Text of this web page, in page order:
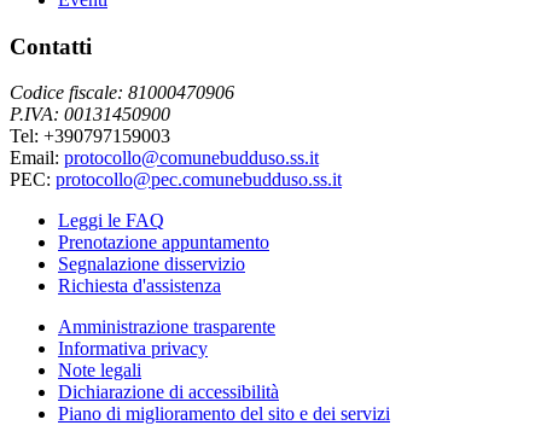
Contatti
Codice fiscale: 81000470906
P.IVA: 00131450900
Tel: +390797159003
Email: protocollo@comunebudduso.ss.it
PEC: protocollo@pec.comunebudduso.ss.it
Leggi le FAQ
Prenotazione appuntamento
Segnalazione disservizio
Richiesta d'assistenza
Amministrazione trasparente
Informativa privacy
Note legali
Dichiarazione di accessibilità
Piano di miglioramento del sito e dei servizi